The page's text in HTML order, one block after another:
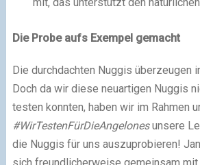
Die Probe aufs Exempel gemacht
Die durchdachten Nuggis überzeugen
Doch da wir diese neuartigen Nuggis
testen konnten, haben wir im Rahmen
#WirTestenFürDieAngelonesunsere
die Nuggis für uns auszuprobieren!